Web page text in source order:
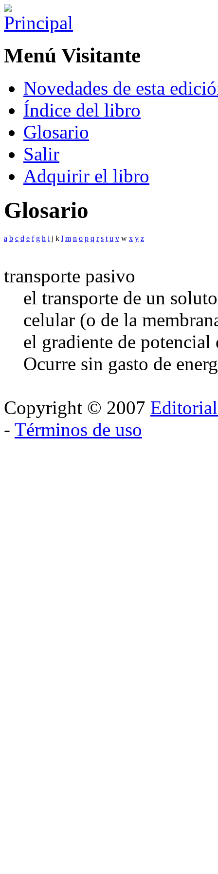
Menú Visitante
Novedades de esta
Índice del libro
Glosario
Salir
Adquirir el libro
Glosario
a b c d e f g h i j k l m n o p q r s t u v w x y z
transporte pasivo
el transporte de un
celular (o de la
el gradiente de
Ocurre sin gasto de
Copyright © 2007
- Términos de uso